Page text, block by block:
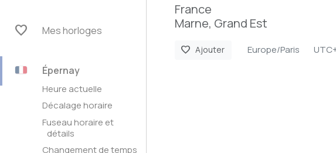
favorite Mes horloges
Épernay
Heure actuelle
Décalage horaire
Fuseau horaire et
détails
Changement de temps
France
Marne, Grand Est
favorite Ajouter Europe/Paris